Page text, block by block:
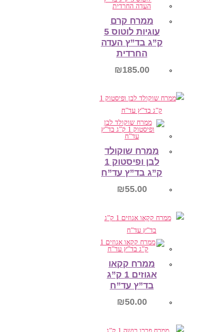
ממרח קרם
עוגיות לוטוס 5
ק”ג בד”ץ העדה
החרדית
₪185.00
הוספה לסל
ממרח שוקולד
לבן ופיסטוק 1
ק”ג בד”ץ עד”ח
₪55.00
הוספה לסל
ממרח קקאו
אגוזים 1 ק”ג
בד”ץ עד”ח
₪50.00